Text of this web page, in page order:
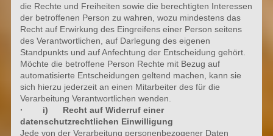
die Rechte und Freiheiten sowie die berechtigten Interessen
der betroffenen Person zu wahren, wozu mindestens das
Recht auf Erwirkung des Eingreifens einer Person seitens
des Verantwortlichen, auf Darlegung des eigenen
Standpunkts und auf Anfechtung der Entscheidung gehört.
Möchte die betroffene Person Rechte mit Bezug auf
automatisierte Entscheidungen geltend machen, kann sie
sich hierzu jederzeit an einen Mitarbeiter des für die
Verarbeitung Verantwortlichen wenden.
· i) Recht auf Widerruf einer
datenschutzrechtlichen Einwilligung
Jede von der Verarbeitung personenbezogener Daten